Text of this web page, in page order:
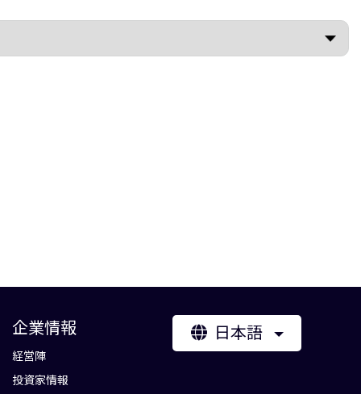
企業情報
経営陣
投資家情報
日本語